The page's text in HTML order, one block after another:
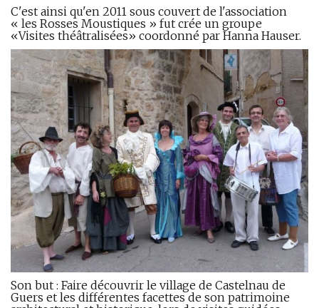
C'est ainsi qu'en 2011 sous couvert de l'association
« les Rosses Moustiques » fut crée un groupe
«Visites théâtralisées» coordonné par Hanna Hauser.
Son but : Faire découvrir le village de Castelnau de
Guers et les différentes facettes de son patrimoine